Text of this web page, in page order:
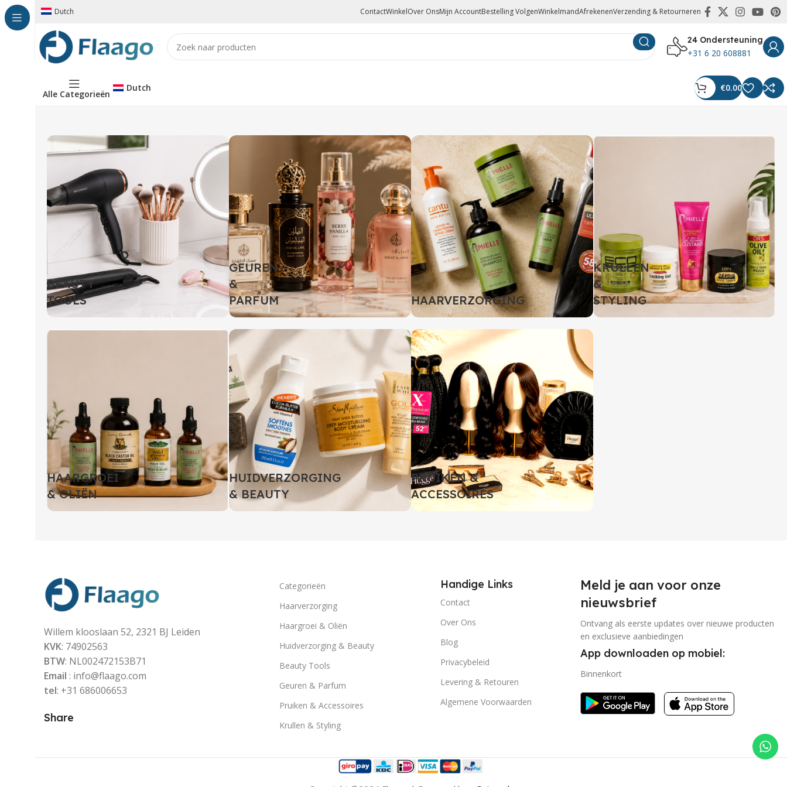
Dutch ContactWinkelOver OnsMijn AccountBestelling VolgenWinkelmandAfrekenenVerzending & Retourneren
24 Ondersteuning
+31 6 20 608881
Alle Categorieën
Dutch €0.00
BEAUTY
TOOLS
GEUREN
&
PARFUM
HAARVERZORGING
KRULLEN
&
STYLING
HAARGROEI
& OLIËN
HUIDVERZORGING
& BEAUTY
PRUIKEN &
ACCESSOIRES
Willem klooslaan 52, 2321 BJ Leiden
KVK: 74902563
BTW: NL002472153B71
Email : info@flaago.com
tel: +31 686006653
Share
Categorieën
Haarverzorging
Haargroei & Oliën
Huidverzorging & Beauty
Beauty Tools
Geuren & Parfum
Pruiken & Accessoires
Krullen & Styling
Handige Links
Contact
Over Ons
Blog
Privacybeleid
Levering & Retouren
Algemene Voorwaarden
Meld je aan voor onze
nieuwsbrief
Ontvang als eerste updates over nieuwe producten
en exclusieve aanbiedingen
App downloaden op mobiel:
Binnenkort